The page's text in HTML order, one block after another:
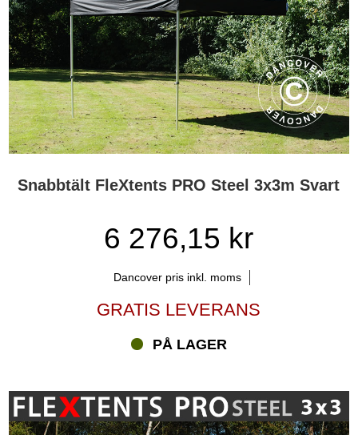
Snabbtält FleXtents PRO Steel 3x3m Svart
6 276,15 kr
Dancover pris inkl. moms
GRATIS LEVERANS
PÅ LAGER